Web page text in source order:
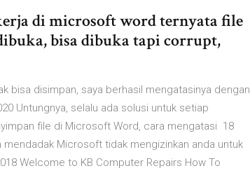
di microsoft word ternyata file
bisa dibuka tapi corrupt,
bisa disimpan, saya berhasil mengatasinya dengan
Untungnya, selalu ada solusi untuk setiap
file di Microsoft Word, cara mengatasi 18
Microsoft tidak mengizinkan anda untuk
Welcome to KB Computer Repairs How To